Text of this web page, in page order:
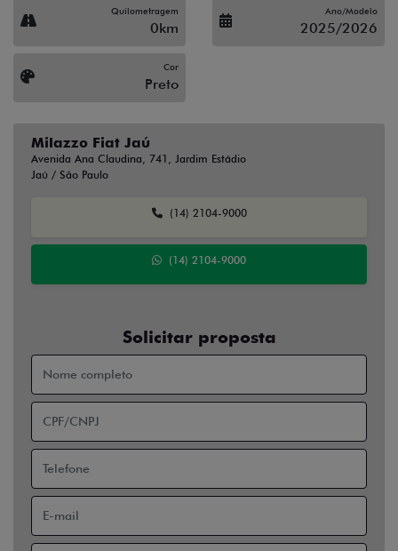
Quilometragem
0km
Ano/Modelo
2025/2026
Cor
Preto
Milazzo Fiat Jaú
Avenida Ana Claudina, 741, Jardim Estádio
Jaú / São Paulo
(14) 2104-9000
(14) 2104-9000
Solicitar proposta